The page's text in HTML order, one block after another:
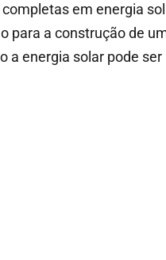
em energia
para a construção de
a energia solar pode